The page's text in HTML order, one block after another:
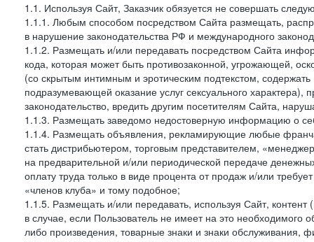
1.1. Используя Сайт, Заказчик обязуется не совершать
1.1.1. Любым способом посредством Сайта размещать,
в нарушение законодательства РФ и международного
1.1.2. Размещать и/или передавать посредством Сайта
кода, которая может быть противозаконной, угрожающей,
(со скрытым интимным и эротическим подтекстом,
подразумевающей оказание услуг сексуального
законодательство, вредить другим посетителям Сайта,
1.1.3. Размещать заведомо недостоверную информацию о
1.1.4. Размещать объявления, рекламирующие любые
стать дистрибьютером, торговым представителем,
на предварительной и/или периодической передаче
оплату труда только в виде процента от продаж и/или
«членов клуба» и тому подобное;
1.1.5. Размещать и/или передавать, используя Сайт,
в случае, если Пользователь не имеет на это
либо произведения, товарные знаки и знаки